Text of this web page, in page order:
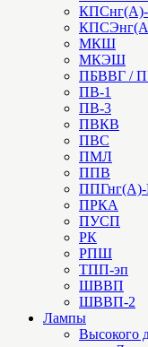
КПСнг(А)-
МКШ
МКЭШ
ПБВВГ /
ПВ-1
ПВ-3
ПВКВ
ПВС
ПМЛ
ППВ
ППГнг(А)-
ПРКА
ПУСП
РК
РПШ
ТПП-эп
ШВВП
ШВВП-2
Лампы
Высокого